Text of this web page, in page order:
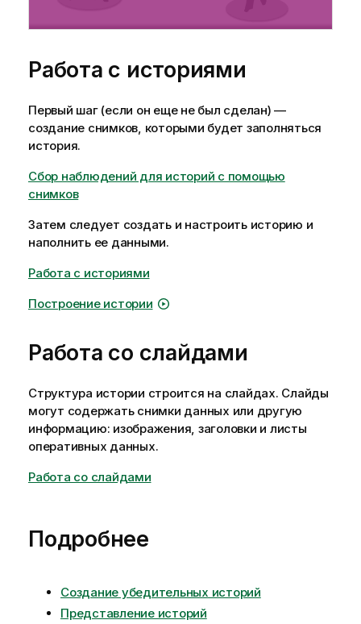
Работа с историями
Первый шаг (если он еще не был сделан) —
создание снимков, которыми будет заполняться
история.
Сбор наблюдений для историй с помощью
снимков
Затем следует создать и настроить историю и
наполнить ее данными.
Работа с историями
Построение истории
Работа со слайдами
Структура истории строится на слайдах. Слайды
могут содержать снимки данных или другую
информацию: изображения, заголовки и листы
оперативных данных.
Работа со слайдами
Подробнее
Создание убедительных историй
Представление историй